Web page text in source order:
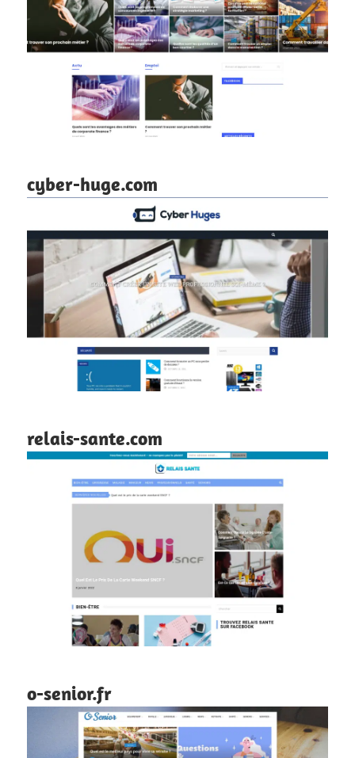
cyber-huge.com
relais-sante.com
o-senior.fr